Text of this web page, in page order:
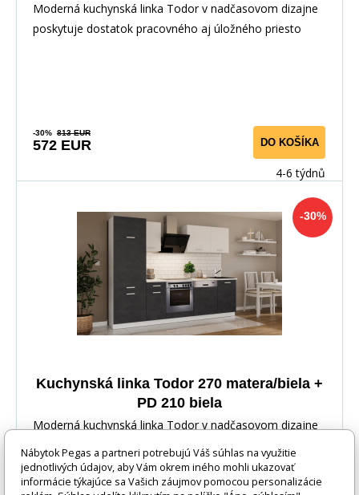
Moderná kuchynská linka Todor v nadčasovom dizajne
poskytuje dostatok pracovného aj úložného priesto
-30% 813 EUR
572 EUR DO KOŠÍKA
4-6 týdnů
-30%
Kuchynská linka Todor 270 matera/biela +
PD 210 biela
Moderná kuchynská linka Todor v nadčasovom dizajne
poskytuje dostatok pracovného aj úložného priesto
Nábytok Pegas a partneri potrebujú Váš súhlas na využitie
jednotlivých údajov, aby Vám okrem iného mohli ukazovať
informácie týkajúce sa Vašich záujmov pomocou personalizácie